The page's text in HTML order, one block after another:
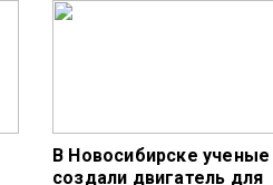
В Новосибирске ученые
создали двигатель для